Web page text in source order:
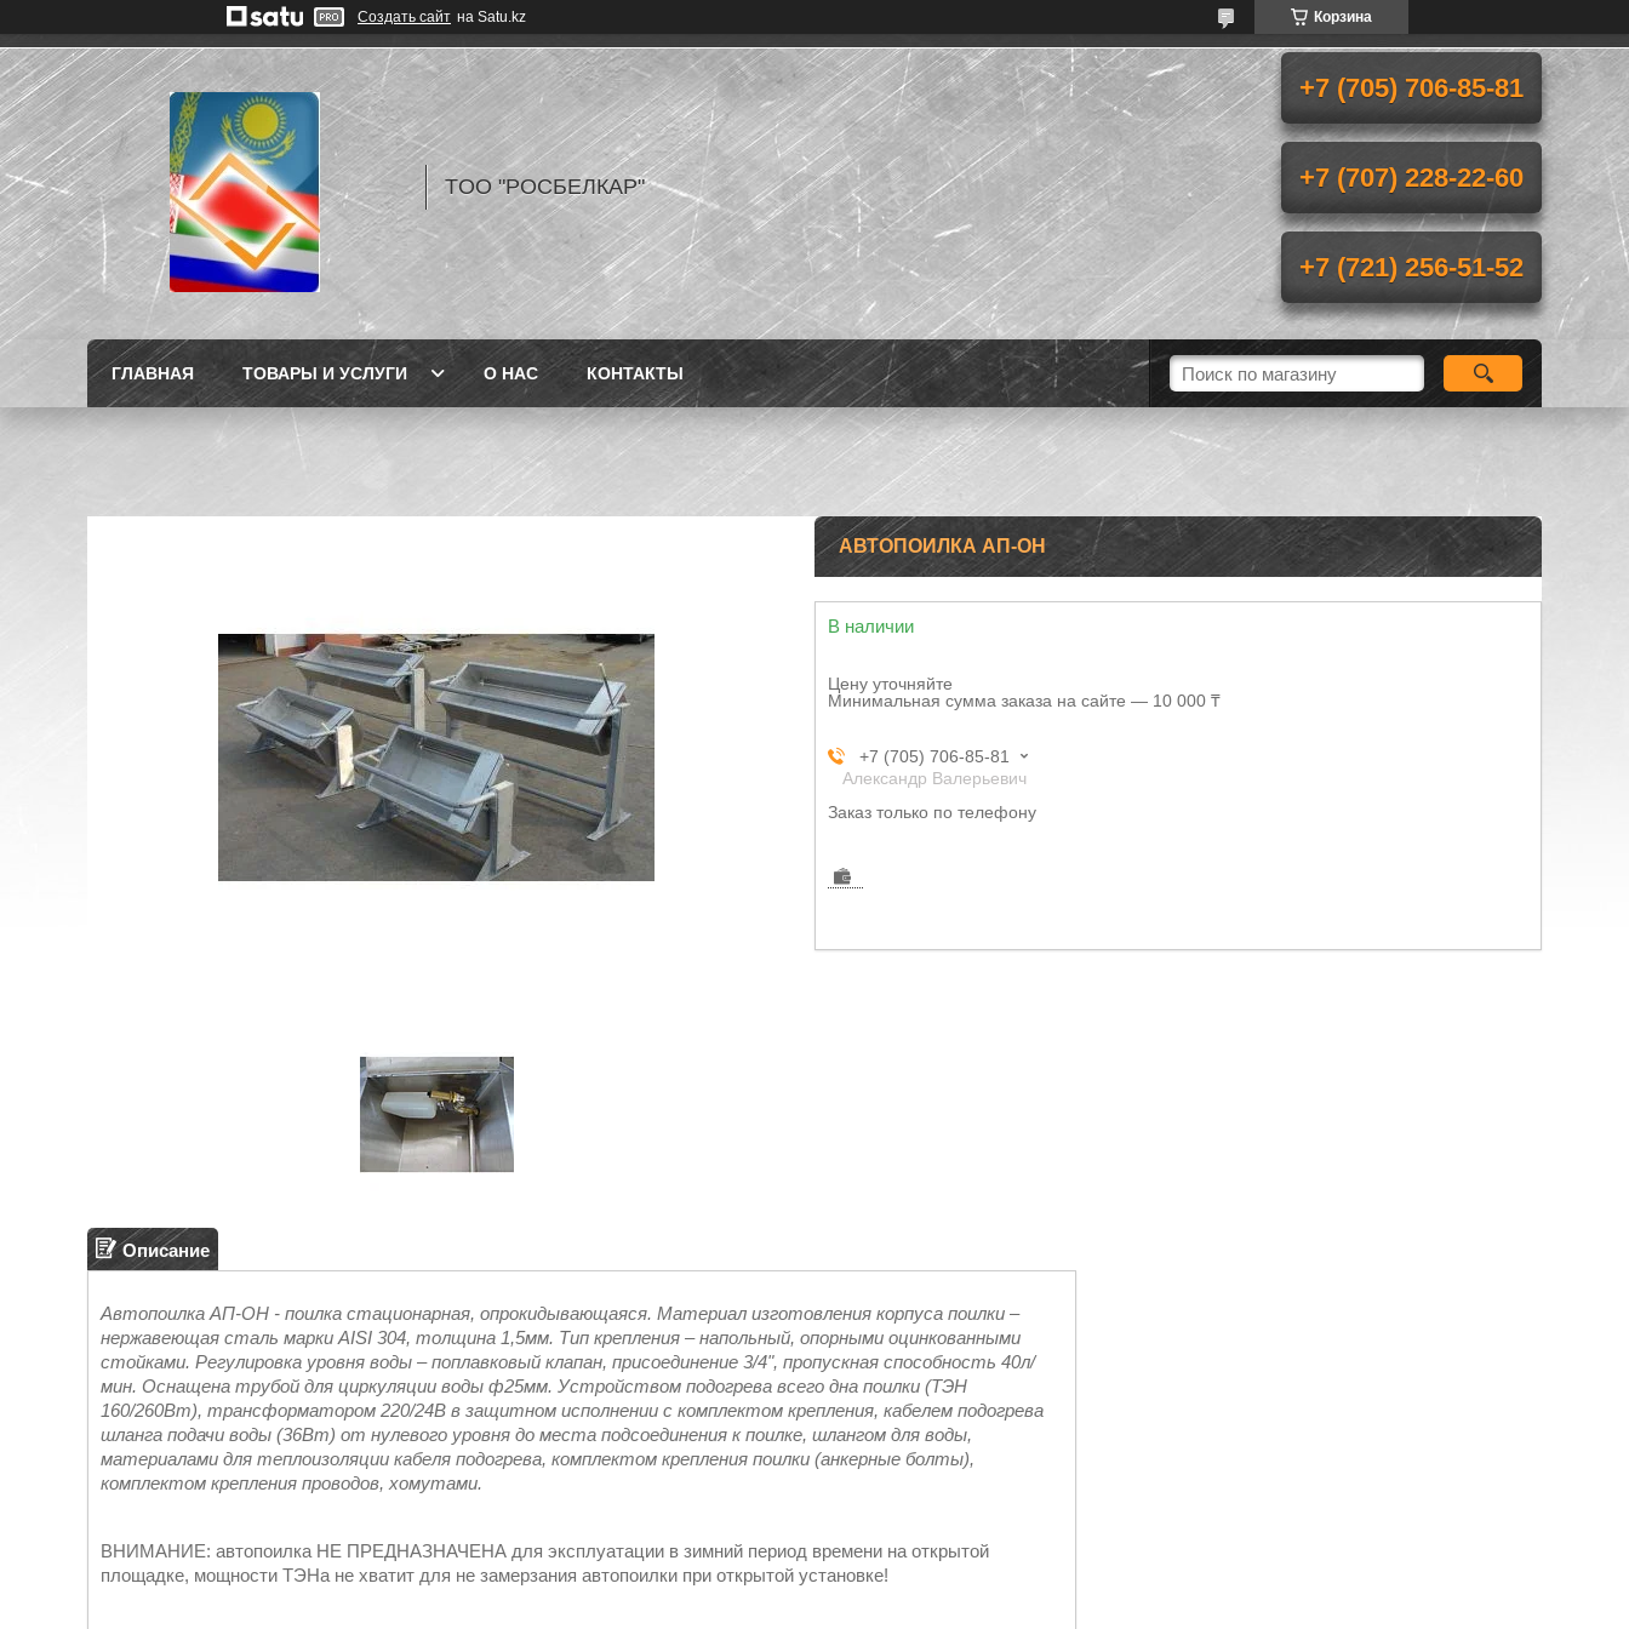
Создать сайт на Satu.kz Корзина
TOO "РОСБЕЛКАР"
+7 (705) 706-85-81
+7 (707) 228-22-60
+7 (721) 256-51-52
ГЛАВНАЯ ТОВАРЫ И УСЛУГИ О НАС КОНТАКТЫ
АВТОПОИЛКА АП-ОН
В наличии
Цену уточняйте
Минимальная сумма заказа на сайте — 10 000 ₸
+7 (705) 706-85-81
Александр Валерьевич
Заказ только по телефону
Описание
Автопоилка АП-ОН - поилка стационарная, опрокидывающаяся. Материал изготовления корпуса поилки –
нержавеющая сталь марки AISI 304, толщина 1,5мм. Тип крепления – напольный, опорными оцинкованными
стойками. Регулировка уровня воды – поплавковый клапан, присоединение 3/4", пропускная способность 40л/
мин. Оснащена трубой для циркуляции воды ф25мм. Устройством подогрева всего дна поилки (ТЭН
160/260Вт), трансформатором 220/24В в защитном исполнении с комплектом крепления, кабелем подогрева
шланга подачи воды (36Вт) от нулевого уровня до места подсоединения к поилке, шлангом для воды,
материалами для теплоизоляции кабеля подогрева, комплектом крепления поилки (анкерные болты),
комплектом крепления проводов, хомутами.
ВНИМАНИЕ: автопоилка НЕ ПРЕДНАЗНАЧЕНА для эксплуатации в зимний период времени на открытой
площадке, мощности ТЭНа не хватит для не замерзания автопоилки при открытой установке!